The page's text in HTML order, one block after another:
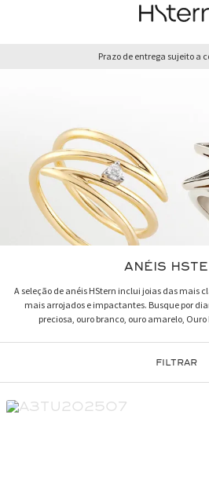
10% de desconto no
ANÉIS
A seleção de anéis HStern inclui joias das mais
mais arrojados e impactantes. Busque por
preciosa, ouro branco, ouro amarelo,
FILTRAR